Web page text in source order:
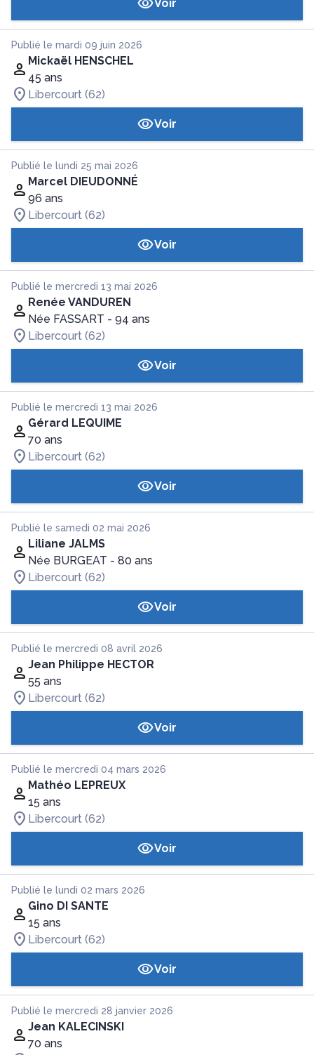
Voir
Publié le mardi 09 juin 2026
Mickaël HENSCHEL
45 ans
Libercourt (62)
Voir
Publié le lundi 25 mai 2026
Marcel DIEUDONNÉ
96 ans
Libercourt (62)
Voir
Publié le mercredi 13 mai 2026
Renée VANDUREN
Née FASSART - 94 ans
Libercourt (62)
Voir
Publié le mercredi 13 mai 2026
Gérard LEQUIME
70 ans
Libercourt (62)
Voir
Publié le samedi 02 mai 2026
Liliane JALMS
Née BURGEAT - 80 ans
Libercourt (62)
Voir
Publié le mercredi 08 avril 2026
Jean Philippe HECTOR
55 ans
Libercourt (62)
Voir
Publié le mercredi 04 mars 2026
Mathéo LEPREUX
15 ans
Libercourt (62)
Voir
Publié le lundi 02 mars 2026
Gino DI SANTE
15 ans
Libercourt (62)
Voir
Publié le mercredi 28 janvier 2026
Jean KALECINSKI
70 ans